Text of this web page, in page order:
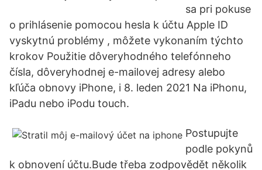
sa pri pokuse
o prihlásenie pomocou hesla k účtu Apple ID
vyskytnú problémy , môžete vykonaním týchto
krokov Použitie dôveryhodného telefónneho
čísla, dôveryhodnej e-mailovej adresy alebo
kľúča obnovy iPhone, i 8. leden 2021 Na iPhonu,
iPadu nebo iPodu touch.
Postupujte
podle pokynů
k obnovení účtu.Bude třeba zodpovědět několik